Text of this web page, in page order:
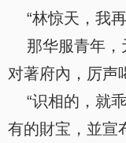
“林惊天，我
那华服青年，
对著府內，厉声
“识相的，就
有的財宝，並宣